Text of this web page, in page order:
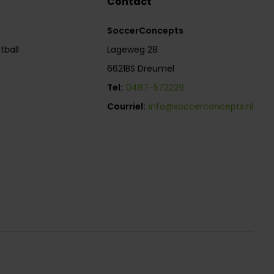
SoccerConcepts
Lageweg 28
6621BS Dreumel
Tel: 0487-572229
Courriel: info@soccerconcepts.nl